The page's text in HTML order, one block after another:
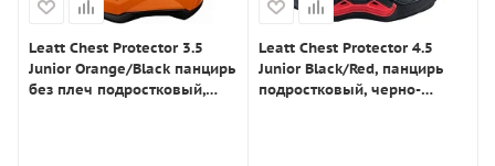
Leatt Chest Protector 3.5
Junior Orange/Black панцирь
без плеч подростковый,
Leatt Chest Protector 4.5
Junior Black/Red, панцирь
подростковый, черно-